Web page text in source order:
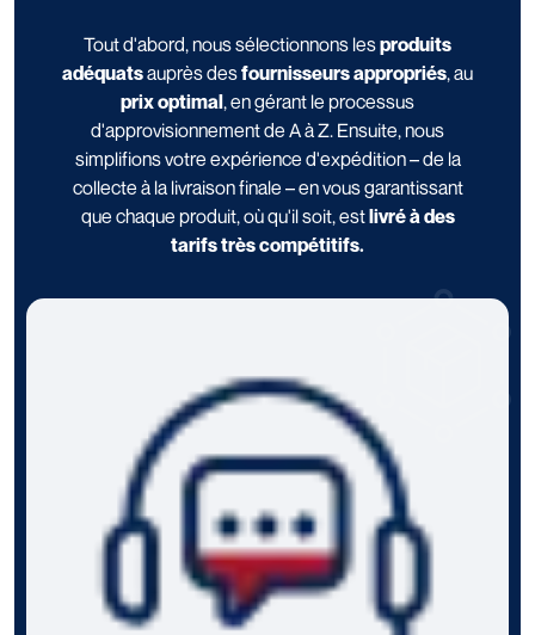
Tout d'abord, nous sélectionnons lesproduits
adéquatsauprès desfournisseurs appropriés, au
prix optimal, en gérant le processus
d'approvisionnement de A à Z. Ensuite, nous
simplifions votre expérience d'expédition – de la
collecte à la livraison finale – en vous garantissant
que chaque produit, où qu'il soit, estlivré à des
tarifs très compétitifs.